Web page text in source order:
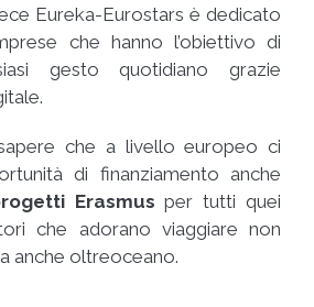
Eureka-Eurostars è dedicato
che hanno l’obiettivo di
gesto quotidiano grazie
che a livello europeo ci
di finanziamento anche
Erasmus per tutti quei
che adorano viaggiare non
anche oltreoceano.